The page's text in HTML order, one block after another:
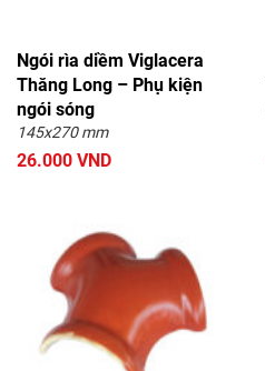
Ngói rìa diềm Viglacera
Thăng Long – Phụ kiện
ngói sóng
145x270 mm
26.000 VND